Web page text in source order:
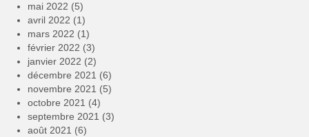
mai 2022 (5)
avril 2022 (1)
mars 2022 (1)
février 2022 (3)
janvier 2022 (2)
décembre 2021 (6)
novembre 2021 (5)
octobre 2021 (4)
septembre 2021 (3)
août 2021 (6)